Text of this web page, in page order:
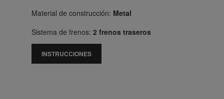
Material de construcción: Metal
Sistema de frenos: 2 frenos traseros
INSTRUCCIONES